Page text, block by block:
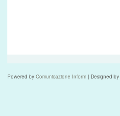
Powered by Comunicazione Inform | Designed by